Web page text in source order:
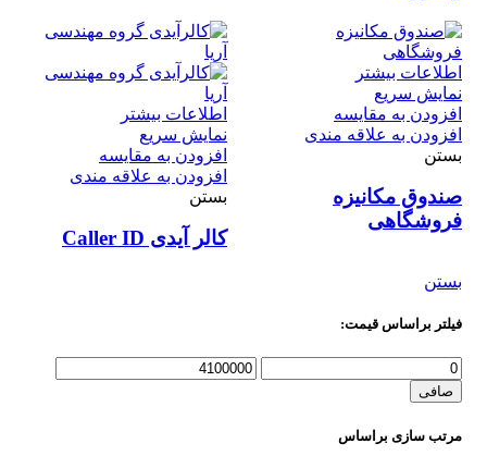
بستن
فیلتر براساس قیمت:
حداقل
قیمت
حداكثر
صافی
مرتب سازی براساس
اطلاعات بیشتر
نمایش سریع
افزودن به مقایسه
افزودن به علاقه مندی
بستن
صندوق مکانیزه
فروشگاهی
اطلاعات بیشتر
نمایش سریع
افزودن به مقایسه
افزودن به علاقه مندی
بستن
کالر آیدی Caller ID